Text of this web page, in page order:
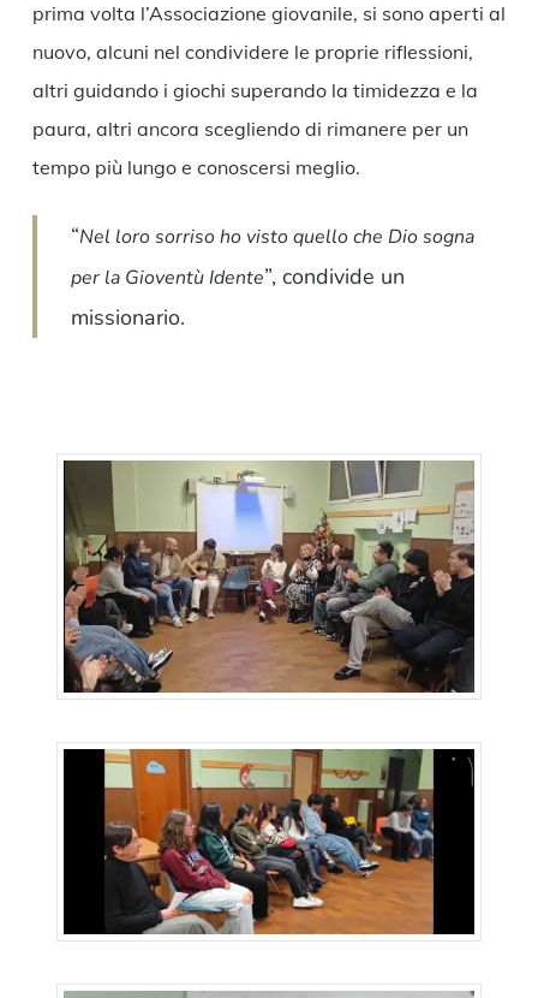
prima volta l’Associazione giovanile, si sono aperti al
nuovo, alcuni nel condividere le proprie riflessioni,
altri guidando i giochi superando la timidezza e la
paura, altri ancora scegliendo di rimanere per un
tempo più lungo e conoscersi meglio.
“Nel loro sorriso ho visto quello che Dio sogna
per la Gioventù Idente”, condivide un
missionario.